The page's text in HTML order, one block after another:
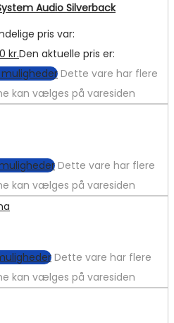
Audio Silverback
pris var:
kr.Den aktuelle pris er:
Dette vare har flere
kan vælges på varesiden
Dette vare har flere
kan vælges på varesiden
Dette vare har flere
kan vælges på varesiden